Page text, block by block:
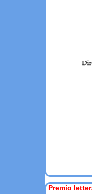
Premio